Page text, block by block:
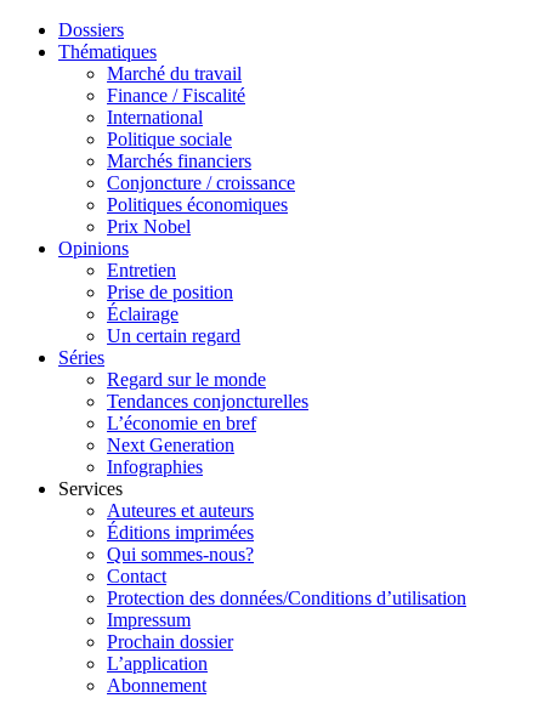
Dossiers
Thématiques
Marché du travail
Finance / Fiscalité
International
Politique sociale
Marchés financiers
Conjoncture / croissance
Politiques économiques
Prix Nobel
Opinions
Entretien
Prise de position
Éclairage
Un certain regard
Séries
Regard sur le monde
Tendances conjoncturelles
L’économie en bref
Next Generation
Infographies
Services
Auteures et auteurs
Éditions imprimées
Qui sommes-nous?
Contact
Protection des données/Conditions d’utilisation
Impressum
Prochain dossier
L’application
Abonnement